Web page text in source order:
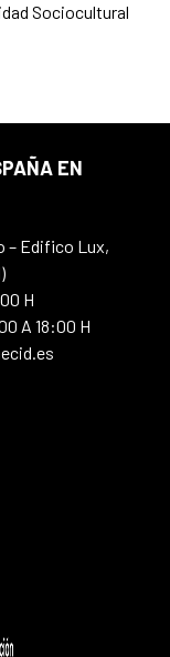
Sociocultural
EN
– Edifico Lux,
H
A 18:00 H